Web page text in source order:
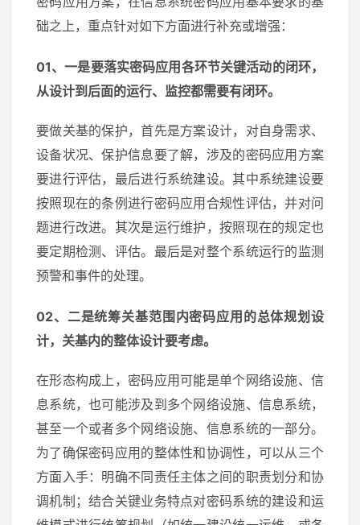
础之上，重点针对如下方面进行补充或增强：
01、一是要落实密码应用各环节关键活动的闭环，
从设计到后面的运行、监控都需要有闭环。
要做关基的保护，首先是方案设计，对自身需求、
设备状况、保护信息要了解，涉及的密码应用方案
要进行评估，最后进行系统建设。其中系统建设要
按照现在的条例进行密码应用合规性评估，并对问
题进行改进。其次是运行维护，按照现在的规定也
要定期检测、评估。最后是对整个系统运行的监测
预警和事件的处理。
02、二是统筹关基范围内密码应用的总体规划设
计，关基内的整体设计要考虑。
在形态构成上，密码应用可能是单个网络设施、信
息系统，也可能涉及到多个网络设施、信息系统，
甚至一个或者多个网络设施、信息系统的一部分。
为了确保密码应用的整体性和协调性，可以从三个
方面入手：明确不同责任主体之间的职责划分和协
调机制；结合关键业务特点对密码系统的建设和运